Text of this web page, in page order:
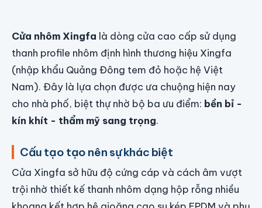
Cửa nhôm Xingfa là dòng cửa cao cấp sử dụng
thanh profile nhôm định hình thương hiệu Xingfa
(nhập khẩu Quảng Đông tem đỏ hoặc hệ Việt
Nam). Đây là lựa chọn được ưa chuộng hiện nay
cho nhà phố, biệt thự nhờ bộ ba ưu điểm: bền bỉ -
kín khít - thẩm mỹ sang trọng.
Cấu tạo tạo nên sự khác biệt
Cửa Xingfa sở hữu độ cứng cáp và cách âm vượt
trội nhờ thiết kế thanh nhôm dạng hộp rỗng nhiều